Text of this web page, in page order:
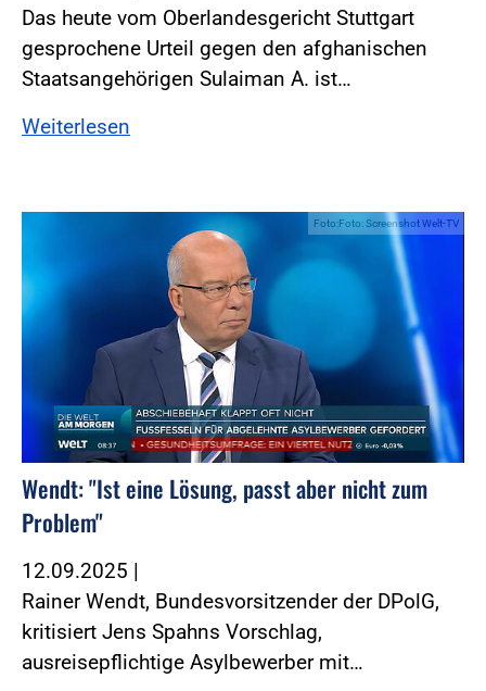
Das heute vom Oberlandesgericht Stuttgart
gesprochene Urteil gegen den afghanischen
Staatsangehörigen Sulaiman A. ist…
Weiterlesen
Foto:Foto: Screenshot Welt-TV
Wendt: "Ist eine Lösung, passt aber nicht zum
Problem"
12.09.2025 |
Rainer Wendt, Bundesvorsitzender der DPolG,
kritisiert Jens Spahns Vorschlag,
ausreisepflichtige Asylbewerber mit…